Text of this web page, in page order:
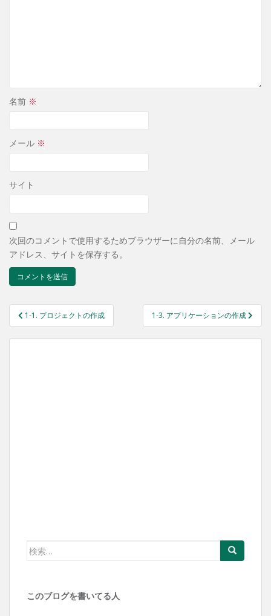
名前 ※
メール ※
サイト
次回のコメントで使用するためブラウザーに自分の名前、メール
アドレス、サイトを保存する。
投
稿
ナ
1-1. プロジェクトの作成 1-3. アプリケーションの作成
検
このブログを書いてる人